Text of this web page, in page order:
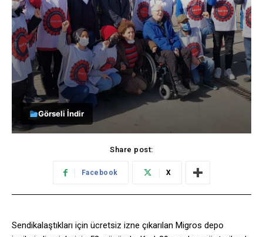
Görseli İndir
Share post:
Facebook X
Sendikalaştıkları için ücretsiz izne çıkarılan Migros depo